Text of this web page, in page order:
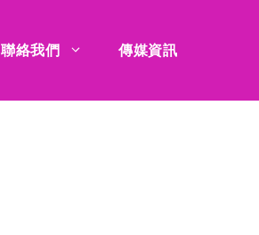
聯絡我們 傳媒資訊